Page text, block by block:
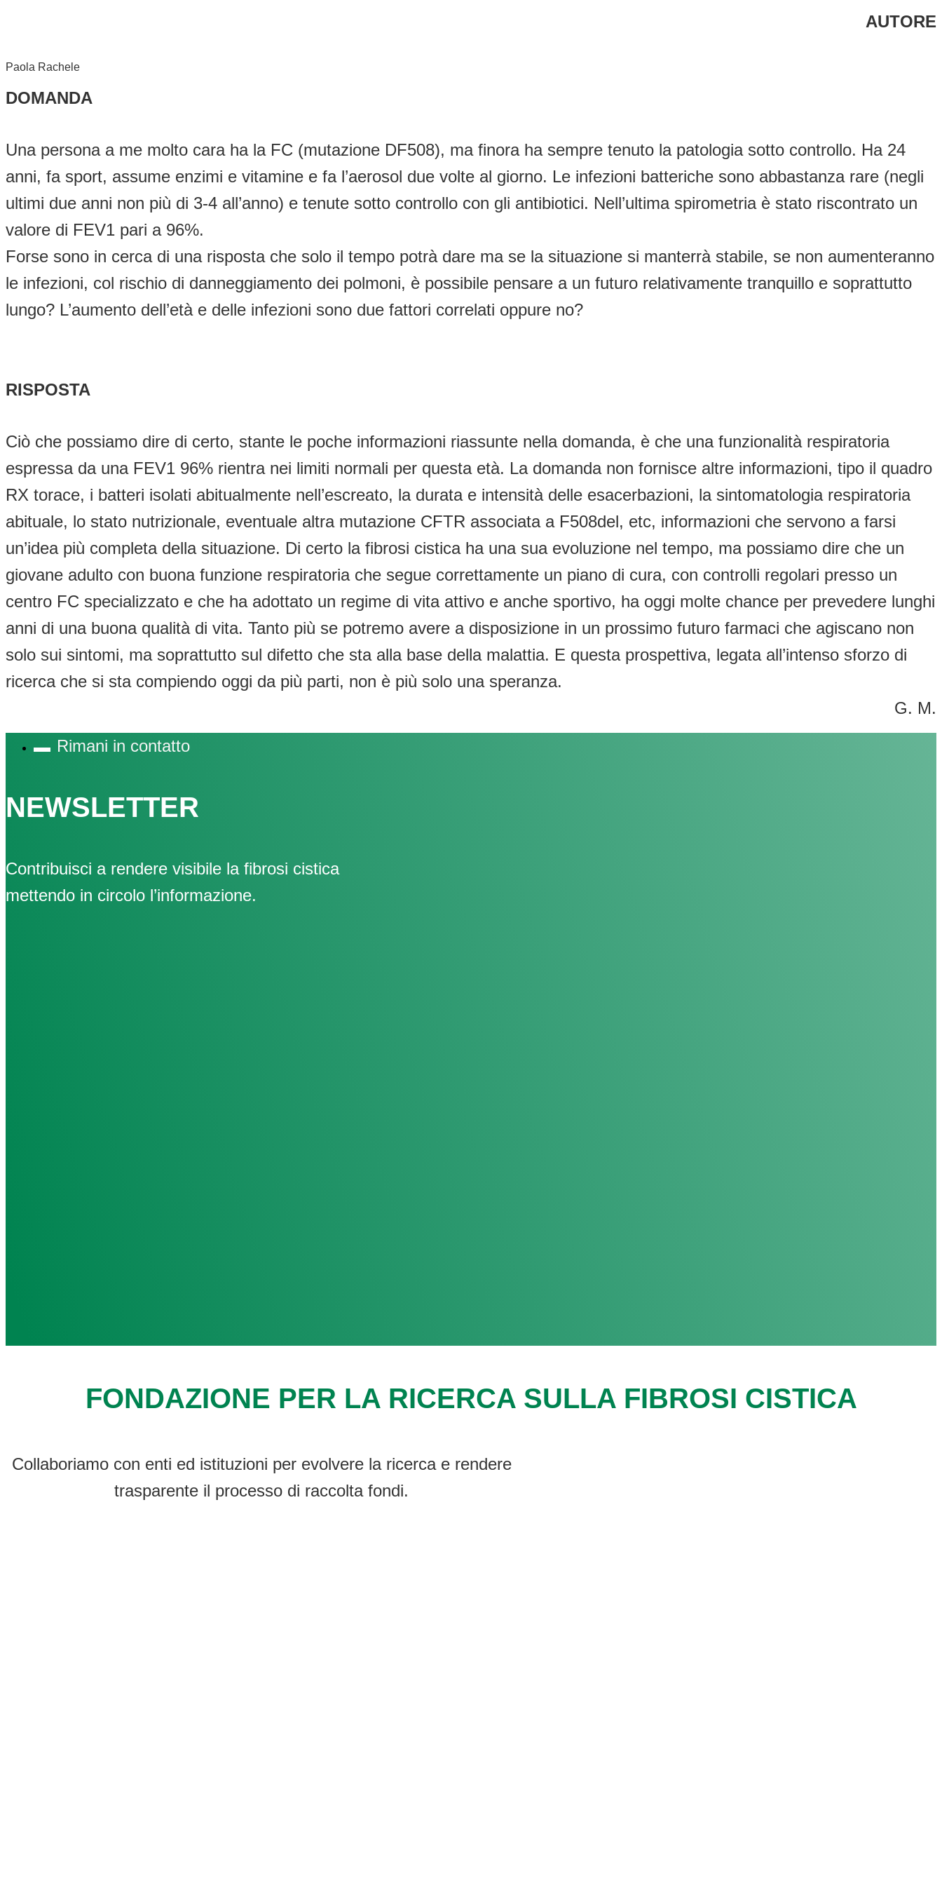
AUTORE
Paola Rachele
DOMANDA
Una persona a me molto cara ha la FC (mutazione DF508), ma finora ha sempre tenuto la patologia sotto controllo. Ha 24
anni, fa sport, assume enzimi e vitamine e fa l’aerosol due volte al giorno. Le infezioni batteriche sono abbastanza rare (negli
ultimi due anni non più di 3-4 all’anno) e tenute sotto controllo con gli antibiotici. Nell’ultima spirometria è stato riscontrato un
valore di FEV1 pari a 96%.
Forse sono in cerca di una risposta che solo il tempo potrà dare ma se la situazione si manterrà stabile, se non aumenteranno
le infezioni, col rischio di danneggiamento dei polmoni, è possibile pensare a un futuro relativamente tranquillo e soprattutto
lungo? L’aumento dell’età e delle infezioni sono due fattori correlati oppure no?
RISPOSTA
Ciò che possiamo dire di certo, stante le poche informazioni riassunte nella domanda, è che una funzionalità respiratoria
espressa da una FEV1 96% rientra nei limiti normali per questa età. La domanda non fornisce altre informazioni, tipo il quadro
RX torace, i batteri isolati abitualmente nell’escreato, la durata e intensità delle esacerbazioni, la sintomatologia respiratoria
abituale, lo stato nutrizionale, eventuale altra mutazione CFTR associata a F508del, etc, informazioni che servono a farsi
un’idea più completa della situazione. Di certo la fibrosi cistica ha una sua evoluzione nel tempo, ma possiamo dire che un
giovane adulto con buona funzione respiratoria che segue correttamente un piano di cura, con controlli regolari presso un
centro FC specializzato e che ha adottato un regime di vita attivo e anche sportivo, ha oggi molte chance per prevedere lunghi
anni di una buona qualità di vita. Tanto più se potremo avere a disposizione in un prossimo futuro farmaci che agiscano non
solo sui sintomi, ma soprattutto sul difetto che sta alla base della malattia. E questa prospettiva, legata all’intenso sforzo di
ricerca che si sta compiendo oggi da più parti, non è più solo una speranza.
G. M.
Rimani in contatto
NEWSLETTER
Contribuisci a rendere visibile la fibrosi cistica
mettendo in circolo l’informazione.
FONDAZIONE PER LA RICERCA SULLA FIBROSI CISTICA
Collaboriamo con enti ed istituzioni per evolvere la ricerca e rendere
trasparente il processo di raccolta fondi.